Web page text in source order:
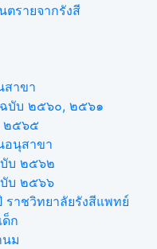
ตรายจากรังสี
สาขา
บับ ๒๕๖๐, ๒๕๖๑
๒๕๖๕
อนุสาขา
บ ๒๕๖๒
บ ๒๕๖๖
ราชวิทยาลัยรังสีแพทย์
ก
นม